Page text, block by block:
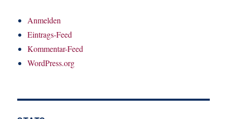
Anmelden
Eintrags-Feed
Kommentar-Feed
WordPress.org